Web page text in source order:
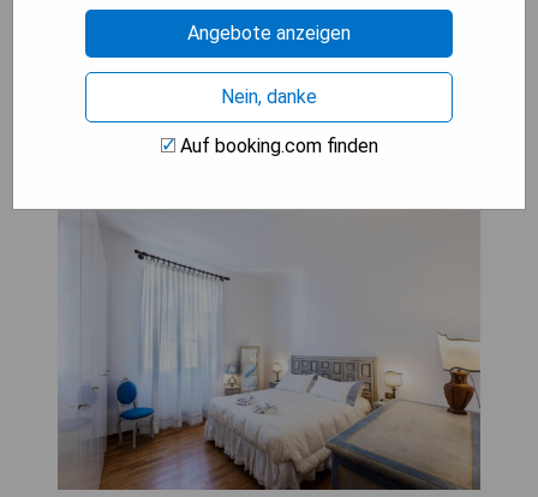
PREISE ANZEIGEN
Fiesole's cozy Apartment 1
Angebote anzeigen
Nein, danke
Auf booking.com finden